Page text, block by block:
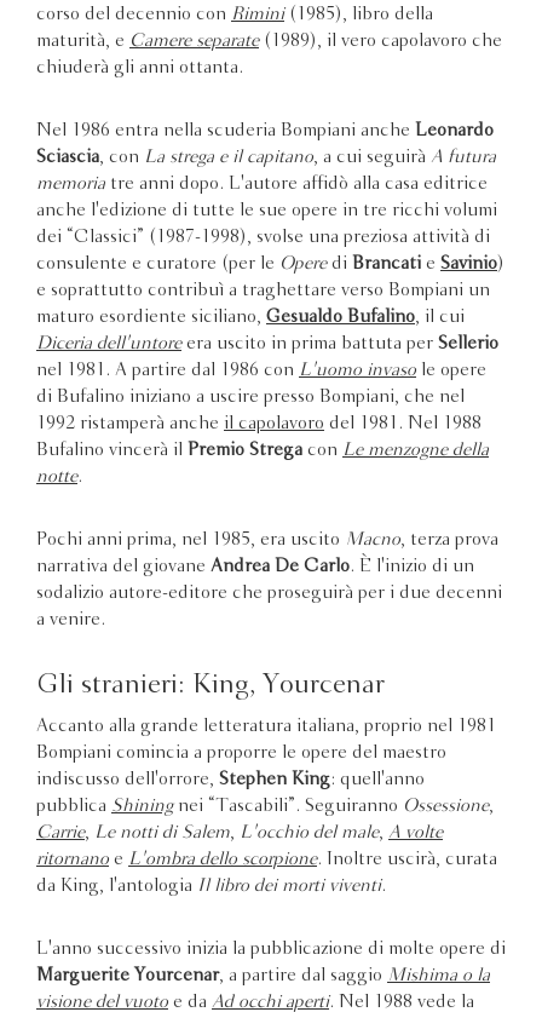
corso del decennio con Rimini(1985), libro della
maturità, e Camere separate(1989), il vero capolavoro che
chiuderà gli anni ottanta.
Nel 1986 entra nella scuderia Bompiani anche
Leonardo
Sciascia , con La strega e il capitano , a cui seguirà A futura
memoria tre anni dopo. L'autore affidò alla casa editrice
anche l'edizione di tutte le sue opere in tre ricchi volumi
dei “Classici” (1987-1998), svolse una preziosa attività di
consulente e curatore (per le Operedi Brancati e Savinio)
e soprattutto contribuì a traghettare verso Bompiani un
maturo esordiente siciliano, Gesualdo Bufalino , il cui
Diceria dell'untoreera uscito in prima battuta per Sellerio
nel 1981. A partire dal 1986 con L'uomo invaso le opere
di Bufalino iniziano a uscire presso Bompiani, che nel
1992 ristamperà anche il capolavoro del 1981. Nel 1988
Bufalino vincerà il
Premio Strega con Le menzogne della
notte.
Pochi anni prima, nel 1985, era uscito Macno , terza prova
narrativa del giovane Andrea De Carlo. È l'inizio di un
sodalizio autore-editore che proseguirà per i due decenni
a venire.
Gli stranieri: King, Yourcenar
Accanto alla grande letteratura italiana, proprio nel 1981
Bompiani comincia a proporre le opere del maestro
indiscusso dell'orrore, Stephen King: quell'anno
pubblica Shiningnei “Tascabili”. Seguiranno Ossessione,
Carrie, Le notti di Salem L'occhio del male, A volte
ritornano e L'ombra dello scorpione. Inoltre uscirà, curata
da King, l'antologia Il libro dei morti viventi.
L'anno successivo inizia la pubblicazione di molte opere di
Marguerite Yourcenar, a partire dal saggio Mishima o la
visione del vuoto e da Ad occhi aperti. Nel 1988 vede la